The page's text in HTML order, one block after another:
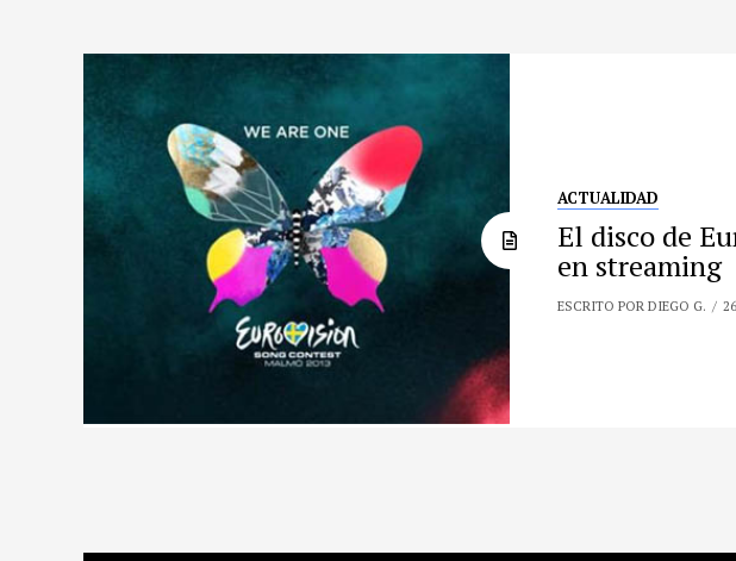
ACTUALIDAD
El disco de
en streaming
ESCRITO POR DIEGO G.